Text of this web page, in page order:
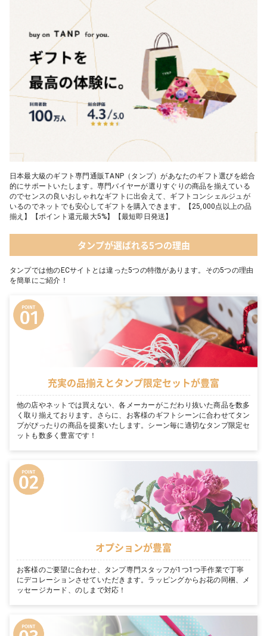
04 フレイバーおむつケーキ｜AIRIM baby（アイリムベビー）
05 Chouette フード付きバスタオル&ハンカチセット｜コンテッ
日本最大級のギフト専門通販TANP（タンプ）があなたのギフト選びを総合
的にサポートいたします。専門バイヤーが選りすぐりの商品を揃えている
のでセンスの良いおしゃれなギフトに出会えて、ギフトコンシェルジュが
いるのでネットでも安心してギフトを購入できます。【25,000点以上の品
揃え】【ポイント還元最大5%】【最短即日発送】
タンプが選ばれる5つの理由
タンプでは他のECサイトとは違った5つの特徴があります。その5つの理由
を簡単にご紹介！
充実の品揃えとタンプ限定セットが豊富
他の店やネットでは買えない、各メーカーがこだわり抜いた商品を数多
く取り揃えております。さらに、お客様のギフトシーンに合わせてタン
プがぴったりの商品を提案いたします。シーン毎に適切なタンプ限定セ
ットも数多く豊富です！
オプションが豊富
お客様のご要望に合わせ、タンプ専門スタッフが1つ1つ手作業で丁寧
にデコレーションさせていただきます。ラッピングからお花の同梱、メ
ッセージカード、のしまで対応！